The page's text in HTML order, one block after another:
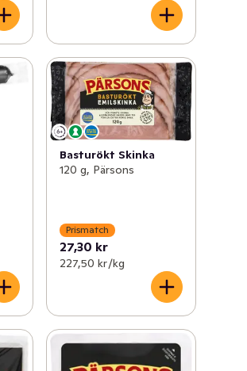
Basturökt Skinka
120 g, Pärsons
Prismatch
27,30 kr
227,50 kr /kg